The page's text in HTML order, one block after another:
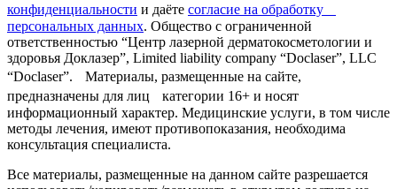
конфиденциальности и даёте согласие на обработку
персональных данных. Общество с ограниченной
ответственностью “Центр лазерной дерматокосметологии и
здоровья Доклазер”, Limited liability company “Doclaser”, LLC
“Doclaser”. Материалы, размещенные на сайте,
предназначены для лиц категории 16+ и носят
информационный характер. Медицинские услуги, в том числе
методы лечения, имеют противопоказания, необходима
консультация специалиста.
Все материалы, размещенные на данном сайте разрешается